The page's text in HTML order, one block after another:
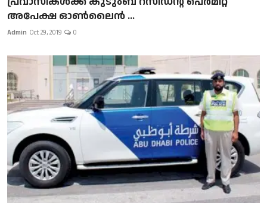
അപേക്ഷ ഓൺലൈൻ ...
Admin Oct 29, 2019 0